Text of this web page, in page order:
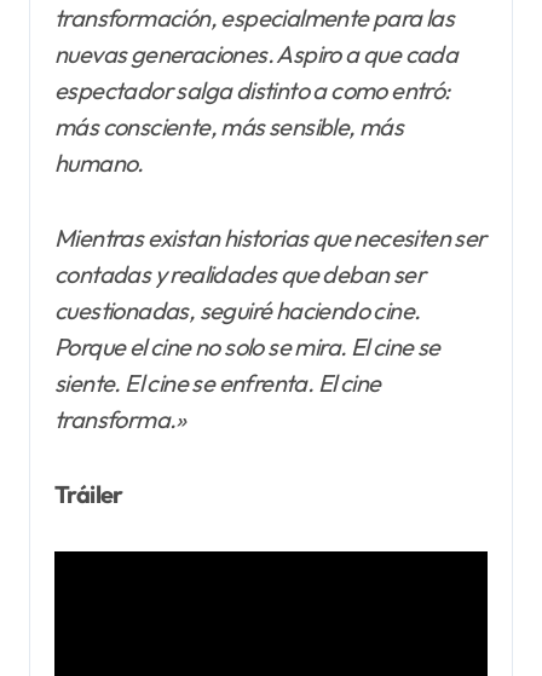
transformación, especialmente para las
nuevas generaciones. Aspiro a que cada
espectador salga distinto a como entró:
más consciente, más sensible, más
humano.
Mientras existan historias que necesiten ser
contadas y realidades que deban ser
cuestionadas, seguiré haciendo cine.
Porque el cine no solo se mira. El cine se
siente. El cine se enfrenta. El cine
transforma.»
Tráiler